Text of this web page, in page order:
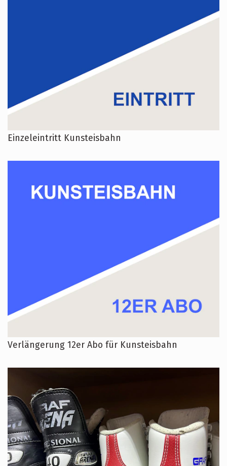
Einzeleintritt Kunsteisbahn
Verlängerung 12er Abo für Kunsteisbahn